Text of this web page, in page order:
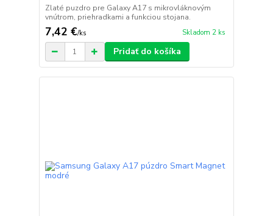
Zlaté puzdro pre Galaxy A17 s mikrovláknovým
vnútrom, priehradkami a funkciou stojana.
7,42 €/ks Skladom 2 ks
Pridať do košíka